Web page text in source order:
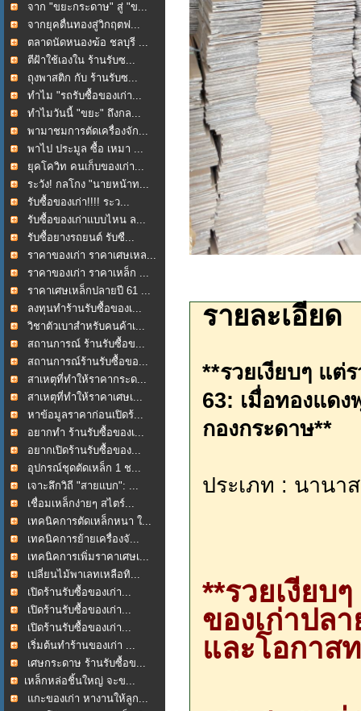
จาก "ขยะกระดาษ" สู่ "ข...
จากยุคตื่นทองสู่วิกฤตฟ...
ตลาดนัดหนองฆ้อ ชลบุรี ...
ตีฝ้าใช้เองใน ร้านรับซ...
ถุงพาสติก กับ ร้านรับซ...
ทำไม "รถรับซื้อของเก่า...
ทำไมวันนี้ "ขยะ" ถึงกล...
พามาชมการตัดเครื่องจัก...
พาไป ประมูล ซื้อ เหมา ...
ยุคโควิท คนเก็บของเก่า...
ระวัง! กลโกง "นายหน้าท...
รับซื้อของเก่า!!!! ระว...
รับซื้อของเก่าแบบไหน ล...
รับซื้อยางรถยนต์ รับซื...
ราคาของเก่า ราคาเศษเหล...
ราคาของเก่า ราคาเหล็ก ...
ราคาเศษเหล็กปลายปี 61 ...
ลงทุนทำร้านรับซื้อของเ...
วิชาตัวเบาสำหรับคนค้าเ...
สถานการณ์ ร้านรับซื้อข...
สถานการณ์ร้านรับซื้อขอ...
สาเหตุที่ทำให้ราคากระด...
สาเหตุที่ทำให้ราคาเศษเ...
หาข้อมูลราคาก่อนเปิดร้...
อยากทำ ร้านรับซื้อของเ...
อยากเปิดร้านรับซื้อของ...
อุปกรณ์ชุดตัดเหล็ก 1 ช...
เจาะลึกวิถี "สายแบก": ...
เชื่อมเหล็กง่ายๆ สไตร์...
เทคนิคการตัดเหล็กหนา ใ...
เทคนิคการย้ายเครื่องจั...
เทคนิคการเพิ่มราคาเศษเ...
เปลี่ยนไม้พาเลทเหลือทิ...
เปิดร้านรับซื้อของเก่า...
เปิดร้านรับซื้อของเก่า...
เปิดร้านรับซื้อของเก่า...
เริ่มต้นทำร้านของเก่า ...
เศษกระดาษ ร้านรับซื้อข...
​เหล็กหล่อชิ้นใหญ่ จะข...
แกะของเก่า หางานให้ลูก...
รายละเอียด
**รวยเงียบๆ แต่
63: เมื่อทองแด
กองกระดาษ**
ประเภท : นานา
**รวยเงียบ
ของเก่าปล
และโอกาส